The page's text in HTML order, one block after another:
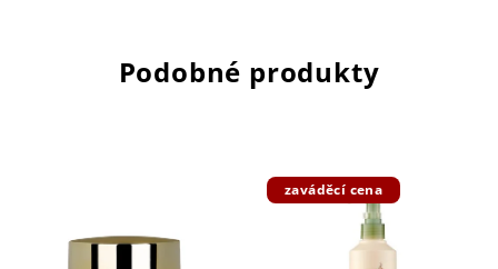
Podobné produkty
zaváděcí cena